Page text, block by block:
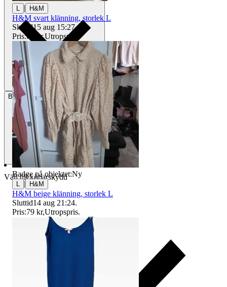
BetalningVia Tradera
Välj till köparskydd
| H&M
H&M svart klänning, storlek L
Sluttid15 aug 15:27.
Pris:65 kr,Utropspris
Badge på objektet:Ny
| H&M
H&M beige klänning, storlek L
Sluttid14 aug 21:24.
Pris:79 kr,Utropspris.